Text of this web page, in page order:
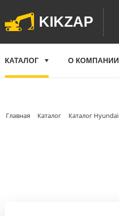
KIKZAP
КАТАЛОГ О КОМПАНИИ
Главная Каталог Каталог Hyundai